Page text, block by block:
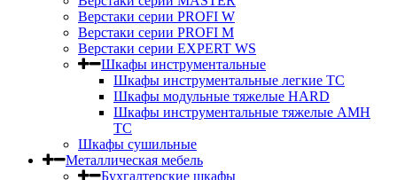
Верстаки серии PROFI W
Верстаки серии PROFI M
Верстаки серии EXPERT WS
Шкафы инструментальные
Шкафы инструментальные легкие ТС
Шкафы модульные тяжелые HARD
Шкафы инструментальные тяжелые AMH
TC
Шкафы сушильные
Металлическая мебель
Бухгалтерские шкафы